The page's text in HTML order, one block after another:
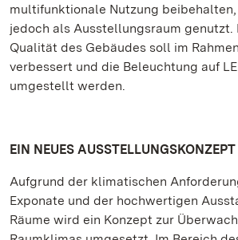
multifunktionale Nutzung
jedoch als Ausstellungsraum genutzt.
Qualität des Gebäudes soll im
verbessert und die Beleuchtung auf
umgestellt werden.
EIN NEUES AUSSTELLUNGSKONZEPT
Aufgrund der klimatischen
Exponate und der hochwertigen
Räume wird ein Konzept zur